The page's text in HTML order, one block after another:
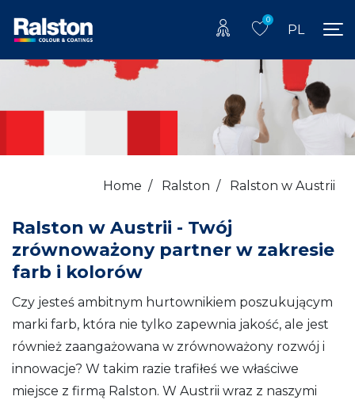
0
PL
Home / Ralston / Ralston w Austrii
Ralston w Austrii - Twój
zrównoważony partner w zakresie
farb i kolorów
Czy jesteś ambitnym hurtownikiem poszukującym
marki farb, która nie tylko zapewnia jakość, ale jest
również zaangażowana w zrównoważony rozwój i
innowacje? W takim razie trafiłeś we właściwe
miejsce z firmą Ralston. W Austrii wraz z naszymi